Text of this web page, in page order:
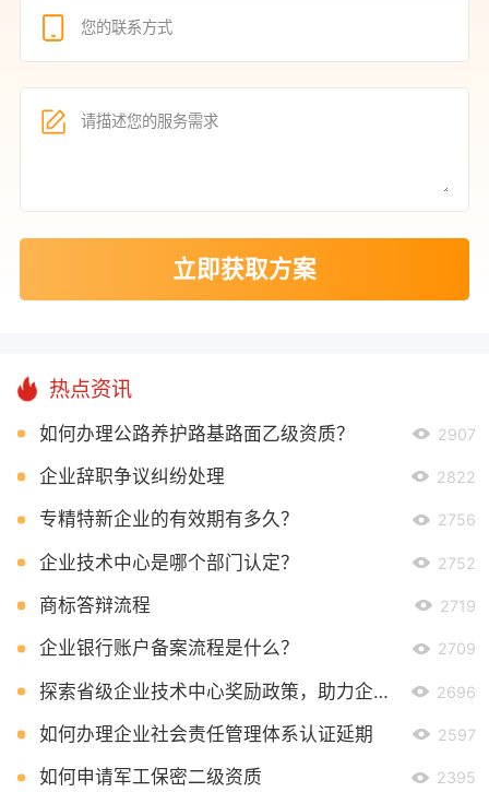
立即获取方案
热点资讯
如何办理公路养护路基路面乙级资质？ 2907
企业辞职争议纠纷处理 2822
专精特新企业的有效期有多久？ 2756
企业技术中心是哪个部门认定？ 2752
商标答辩流程 2719
企业银行账户备案流程是什么？ 2709
探索省级企业技术中心奖励政策，助力企业创新发展 2696
如何办理企业社会责任管理体系认证延期 2597
如何申请军工保密二级资质 2395